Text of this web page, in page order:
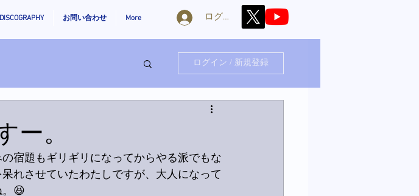
DISCOGRAPHY お問い合わせ More ログイン
ログイン / 新規登録
ー。
宿題もギリギリになってからやる派でもな
れさせていたわたしですが、大人になって
😆